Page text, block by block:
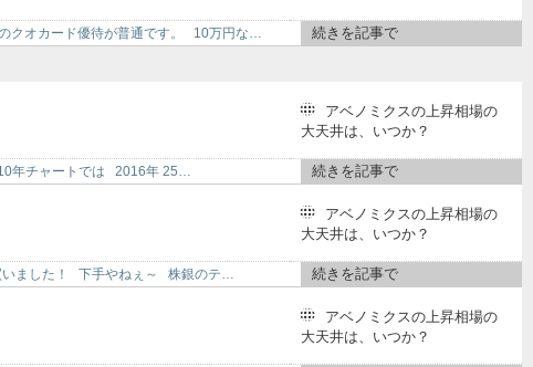
クオカード優待が普通です。 10万円な… 続きを記事で
アベノミクスの上昇相場の
大天井は、いつか？
年チャートでは 2016年 25… 続きを記事で
アベノミクスの上昇相場の
大天井は、いつか？
いました！ 下手やねぇ～ 株銀のテ… 続きを記事で
アベノミクスの上昇相場の
大天井は、いつか？